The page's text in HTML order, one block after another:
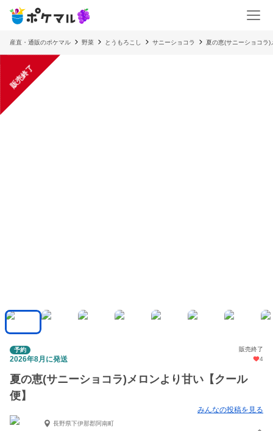
産直・通販のポケマル 野菜 とうもろこし サニーショコラ 夏の恵(サニーショコラ
販売終了
予約 販売終了
2026年8月に発送 4
夏の恵(サニーショコラ)メロンより甘い【クール
便】
みんなの投稿を見る
長野県下伊那郡阿南町